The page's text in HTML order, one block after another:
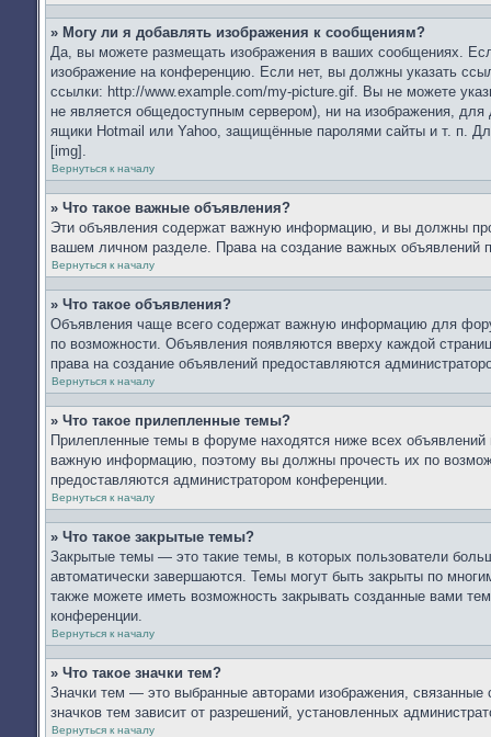
» Могу ли я добавлять изображения к сообщениям?
Да, вы можете размещать изображения в ваших сообщениях.
изображение на конференцию. Если нет, вы должны указать
ссылки: http://www.example.com/my-picture.gif. Вы не можете
не является общедоступным сервером), ни на изображения,
ящики Hotmail или Yahoo, защищённые паролями сайты и т. п.
[img].
Вернуться к началу
» Что такое важные объявления?
Эти объявления содержат важную информацию, и вы должны
вашем личном разделе. Права на создание важных объявлений
Вернуться к началу
» Что такое объявления?
Объявления чаще всего содержат важную информацию для
по возможности. Объявления появляются вверху каждой
права на создание объявлений предоставляются
Вернуться к началу
» Что такое прилепленные темы?
Прилепленные темы в форуме находятся ниже всех объявлений
важную информацию, поэтому вы должны прочесть их по
предоставляются администратором конференции.
Вернуться к началу
» Что такое закрытые темы?
Закрытые темы — это такие темы, в которых пользователи
автоматически завершаются. Темы могут быть закрыты по
также можете иметь возможность закрывать созданные вами
конференции.
Вернуться к началу
» Что такое значки тем?
Значки тем — это выбранные авторами изображения,
значков тем зависит от разрешений, установленных
Вернуться к началу